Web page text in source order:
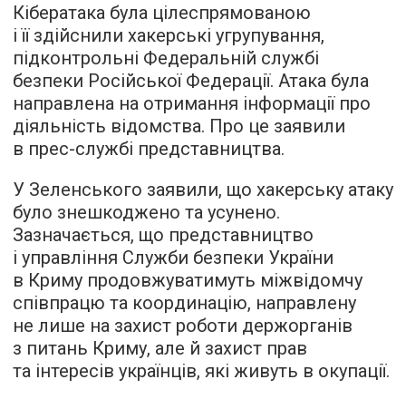
Кібератака була цілеспрямованою
і її здійснили хакерські угрупування,
підконтрольні Федеральній службі
безпеки Російської Федерації. Атака була
направлена на отримання інформації про
діяльність відомства. Про це заявили
в прес-службі представництва.
У Зеленського заявили, що хакерську атаку
було знешкоджено та усунено.
Зазначається, що представництво
і управління Служби безпеки України
в Криму продовжуватимуть міжвідомчу
співпрацю та координацію, направлену
не лише на захист роботи держорганів
з питань Криму, але й захист прав
та інтересів українців, які живуть в окупації.